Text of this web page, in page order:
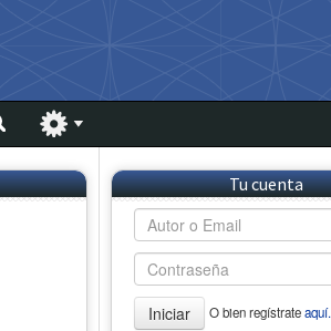
Tu cuenta
Iniciar O bien regístrateaquí.